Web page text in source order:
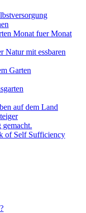
Monat fuer Monat
Natur mit essbaren
Garten
auf dem Land
of Self Sufficiency